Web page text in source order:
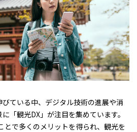
ている中、デジタル技術の進展や消
「観光DX」が注目を集めています。
とで多くのメリットを得られ、観光を